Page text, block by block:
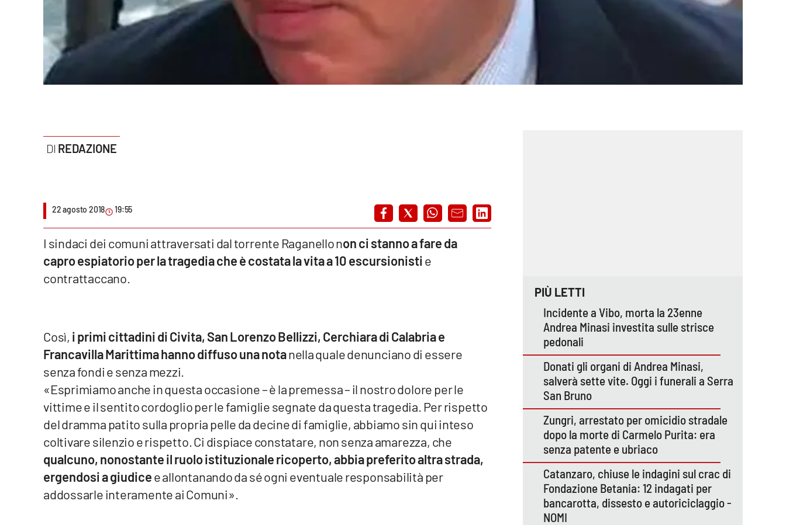
Parchi Marini Calabria
Imprese Di Calabria
Venti di comunicazione
LaC Network
Vibo Valentia
REDAZIONE
22 agosto 2018 19:55
I sindaci dei comuni attraversati dal torrente Raganello non ci stanno a fare da
capro espiatorio per la tragedia che è costata la vita a 10 escursionistie
contrattaccano.
Così, i primi cittadini di Civita, San Lorenzo Bellizzi, Cerchiara di Calabria e
Francavilla Marittima hanno diffuso una notanella quale denunciano di essere
senza fondi e senza mezzi.
«Esprimiamo anche in questa occasione – è la premessa – il nostro dolore per le
vittime e il sentito cordoglio per le famiglie segnate da questa tragedia. Per rispetto
del dramma patito sulla propria pelle da decine di famiglie, abbiamo sin qui inteso
coltivare silenzio e rispetto. Ci dispiace constatare, non senza amarezza, che
qualcuno, nonostante il ruolo istituzionale ricoperto, abbia preferito altra strada,
ergendosi a giudicee allontanando da sé ogni eventuale responsabilità per
addossarle interamente ai Comuni».
PIÙ LETTI
Incidente a Vibo, morta la 23enne
Andrea Minasi investita sulle strisce
pedonali
Donati gli organi di Andrea Minasi,
salverà sette vite. Oggi i funerali a Serra
San Bruno
Zungri, arrestato per omicidio stradale
dopo la morte di Carmelo Purita: era
senza patente e ubriaco
Catanzaro, chiuse le indagini sul crac di
Fondazione Betania: 12 indagati per
bancarotta, dissesto e autoriciclaggio -
NOMI